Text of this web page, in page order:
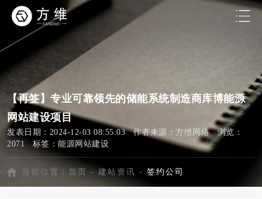
【再签】专业可靠领先的储能系统制造商库博能源
网站建设项目
发表日期：2024-12-03 08:55:03 作者来源：方维网络 浏览：
2071 标签： 能源网站建设
当前位置： 首页 - 建站资讯 - 签约公司